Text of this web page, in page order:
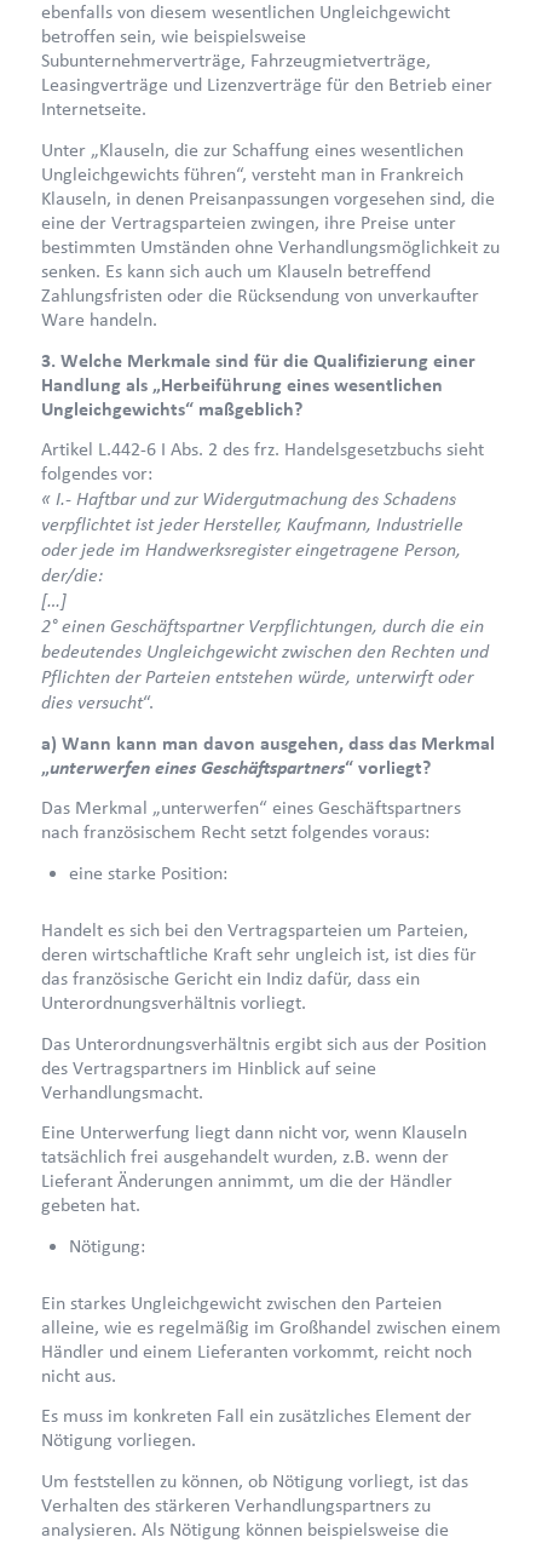
ebenfalls von diesem wesentlichen Ungleichgewicht
betroffen sein, wie beispielsweise
Subunternehmerverträge, Fahrzeugmietverträge,
Leasingverträge und Lizenzverträge für den Betrieb einer
Internetseite.
Unter „Klauseln, die zur Schaffung eines wesentlichen
Ungleichgewichts führen“, versteht man in Frankreich
Klauseln, in denen Preisanpassungen vorgesehen sind, die
eine der Vertragsparteien zwingen, ihre Preise unter
bestimmten Umständen ohne Verhandlungsmöglichkeit zu
senken. Es kann sich auch um Klauseln betreffend
Zahlungsfristen oder die Rücksendung von unverkaufter
Ware handeln.
3. Welche Merkmale sind für die Qualifizierung einer
Handlung als „Herbeiführung eines wesentlichen
Ungleichgewichts“ maßgeblich?
Artikel L.442-6 I Abs. 2 des frz. Handelsgesetzbuchs sieht
folgendes vor:
« I.- Haftbar und zur Widergutmachung des Schadens
verpflichtet ist jeder Hersteller, Kaufmann, Industrielle
oder jede im Handwerksregister eingetragene Person,
der/die:
[…]
2° einen Geschäftspartner Verpflichtungen, durch die ein
bedeutendes Ungleichgewicht zwischen den Rechten und
Pflichten der Parteien entstehen würde, unterwirft oder
dies versucht“.
a) Wann kann man davon ausgehen, dass das Merkmal
„unterwerfen eines Geschäftspartners“ vorliegt?
Das Merkmal „unterwerfen“ eines Geschäftspartners
nach französischem Recht setzt folgendes voraus:
eine starke Position:
Handelt es sich bei den Vertragsparteien um Parteien,
deren wirtschaftliche Kraft sehr ungleich ist, ist dies für
das französische Gericht ein Indiz dafür, dass ein
Unterordnungsverhältnis vorliegt.
Das Unterordnungsverhältnis ergibt sich aus der Position
des Vertragspartners im Hinblick auf seine
Verhandlungsmacht.
Eine Unterwerfung liegt dann nicht vor, wenn Klauseln
tatsächlich frei ausgehandelt wurden, z.B. wenn der
Lieferant Änderungen annimmt, um die der Händler
gebeten hat.
Nötigung:
Ein starkes Ungleichgewicht zwischen den Parteien
alleine, wie es regelmäßig im Großhandel zwischen einem
Händler und einem Lieferanten vorkommt, reicht noch
nicht aus.
Es muss im konkreten Fall ein zusätzliches Element der
Nötigung vorliegen.
Um feststellen zu können, ob Nötigung vorliegt, ist das
Verhalten des stärkeren Verhandlungspartners zu
analysieren. Als Nötigung können beispielsweise die